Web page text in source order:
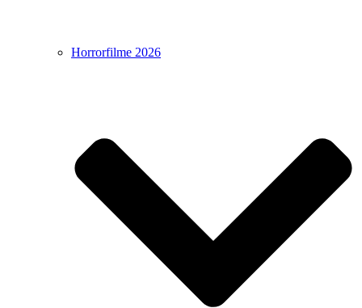
Horrorfilme 2026